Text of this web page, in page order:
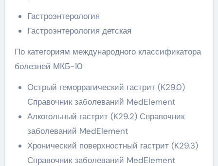
Гастроэнтерология
Гастроэнтерология детская
По категориям международного классификатора
болезней МКБ-10
Острый геморрагический гастрит (K29.0)
Справочник заболеваний MedElement
Алкогольный гастрит (K29.2) Справочник
заболеваний MedElement
Хронический поверхностный гастрит (K29.3)
Справочник заболеваний MedElement